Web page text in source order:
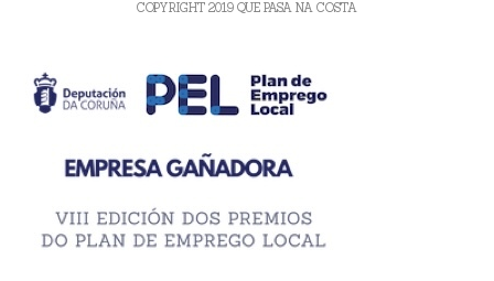
COPYRIGHT 2019 QUE PASA NA COSTA